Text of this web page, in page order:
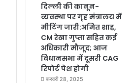
दिल्ली की कानून-
व्यवस्था पर गृह मंत्रालय में
मीटिंग जारी:अमित शाह,
CM रेखा गुप्ता सहित कई
अधिकारी मौजूद; आज
विधानसभा में दूसरी CAG
रिपोर्ट पेश होगी
फ़रवरी 28, 2025